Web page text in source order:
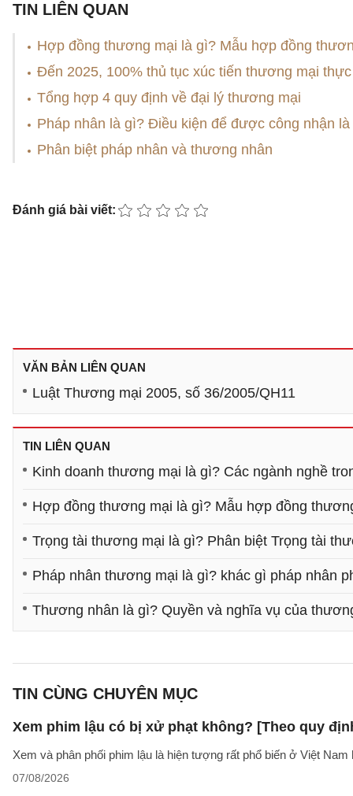
TIN LIÊN QUAN
Hợp đồng thương mại là gì? Mẫu hợp đồng
Đến 2025, 100% thủ tục xúc tiến thương mại
Tổng hợp 4 quy định về đại lý thương mại
Pháp nhân là gì? Điều kiện để được công nhận
Phân biệt pháp nhân và thương nhân
Đánh giá bài viết:
VĂN BẢN LIÊN QUAN
Luật Thương mại 2005, số 36/2005/QH11
TIN LIÊN QUAN
Kinh doanh thương mại là gì? Các ngành nghề
Hợp đồng thương mại là gì? Mẫu hợp đồng
Trọng tài thương mại là gì? Phân biệt Trọng tài
Pháp nhân thương mại là gì? khác gì pháp nhân
Thương nhân là gì? Quyền và nghĩa vụ của
TIN CÙNG CHUYÊN MỤC
Xem phim lậu có bị xử phạt không? [Theo quy
Xem và phân phối phim lậu là hiện tượng rất phổ biến ở Việt
07/08/2026